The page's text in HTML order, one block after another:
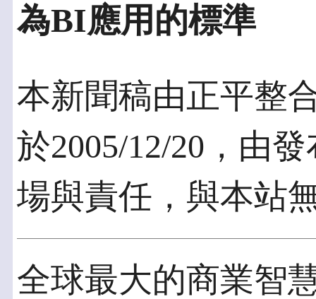
為BI應用的標準
本新聞稿由正平整
於2005/12/20，由
場與責任，與本站
全球最大的商業智